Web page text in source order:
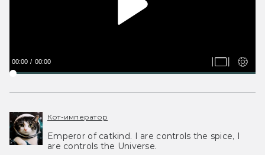
00:00 00:00
Кот-император
Emperor of catkind. I are controls the spice, I
are controls the Universe.